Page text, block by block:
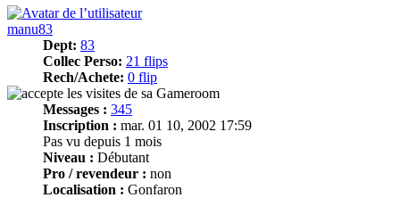
manu83
Dept: 83
Collec Perso: 21 flips
Rech/Achete: 0 flip
Messages : 345
Inscription : mar. 01 10, 2002 17:59
Pas vu depuis 1 mois
Niveau : Débutant
Pro / revendeur : non
Localisation : Gonfaron